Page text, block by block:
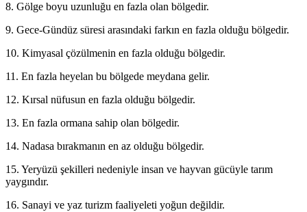
8. Gölge boyu uzunluğu en fazla olan bölgedir.
9. Gece-Gündüz süresi arasındaki farkın en fazla olduğu bölgedir.
10. Kimyasal çözülmenin en fazla olduğu bölgedir.
11. En fazla heyelan bu bölgede meydana gelir.
12. Kırsal nüfusun en fazla olduğu bölgedir.
13. En fazla ormana sahip olan bölgedir.
14. Nadasa bırakmanın en az olduğu bölgedir.
15. Yeryüzü şekilleri nedeniyle insan ve hayvan gücüyle tarım
yaygındır.
16. Sanayi ve yaz turizm faaliyeleti yoğun değildir.